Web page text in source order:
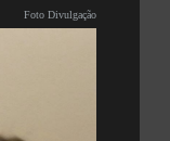
Foto Divulgação